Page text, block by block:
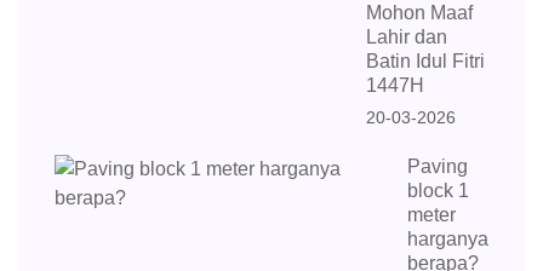
Mohon Maaf
Lahir dan
Batin Idul Fitri
1447H
20-03-2026
Paving
block 1
meter
harganya
berapa?